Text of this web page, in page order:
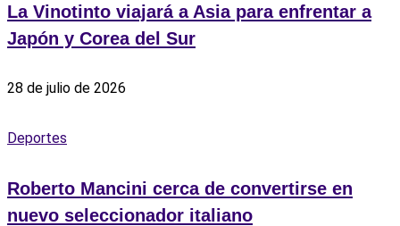
La Vinotinto viajará a Asia para enfrentar a
Japón y Corea del Sur
28 de julio de 2026
Deportes
Roberto Mancini cerca de convertirse en
nuevo seleccionador italiano